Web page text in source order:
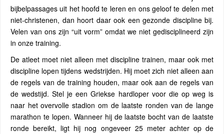
bijbelpassages uit het hoofd te leren en ons geloof te delen met
niet-christenen, dan hoort daar ook een gezonde discipline bij.
Velen van ons zijn “uit vorm” omdat we niet gedisciplineerd zijn
in onze training.
De atleet moet niet alleen met discipline trainen, maar ook met
discipline lopen tijdens wedstrijden. Hij moet zich niet alleen aan
de regels van de training houden, maar ook aan de regels van
de wedstijd. Stel je een Griekse hardloper voor die op weg is
naar het overvolle stadion om de laatste ronden van de lange
marathon te lopen. Wanneer hij de laatste bocht van de laatste
ronde bereikt, ligt hij nog ongeveer 25 meter achter op de